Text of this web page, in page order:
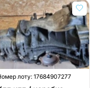
лоту:17684907277